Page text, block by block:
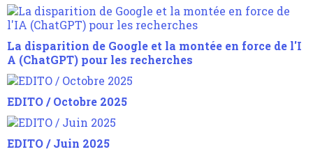
La disparition de Google et la montée en force de l'I
A (ChatGPT) pour les recherches
EDITO / Octobre 2025
EDITO / Juin 2025